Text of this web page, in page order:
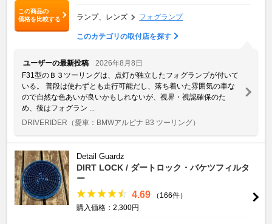
この商品の
価格を比較する
ランプ、レンズ フォグランプ
このカテゴリの取付店を探す
ユーザーの最新投稿
2026年8月8日
F31型のＢ３ツーリングは、点灯が独立したフォグランプが付いて
いる。 普段は使わずとも走行可能だし、落ち着いた雰囲気の車な
ので自然な色あいが良いかもしれないが、視界・視認確保のた
め、後はフォグラン ...
DRIVERIDER （愛車：BMWアルピナ B3 ツーリング）
Detail Guardz
DIRT LOCK / ダートロック・バケツフィルタ
ー
4.69
（166件）
購入価格：2,300円